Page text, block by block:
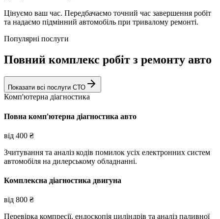
Цінуємо ваш час. Передбачаємо точний час завершення робіт
та надаємо підмінний автомобіль при тривалому ремонті.
Популярні послуги
Повний комплекс робіт з ремонту авто
Показати всі послуги СТО
Комп'ютерна діагностика
Повна комп'ютерна діагностика авто
від 400 ₴
Зчитування та аналіз кодів помилок усіх електронних систем
автомобіля на дилерському обладнанні.
Комплексна діагностика двигуна
від 800 ₴
Перевірка компресії, ендоскопія циліндрів та аналіз паливної